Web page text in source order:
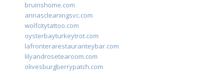
bruinshome.com
annascleaningsvc.com
wolfcitytattoo.com
oysterbayturkeytrot.com
lafronterarestauranteybar.com
lilyandrosetearoom.com
olivesburgberrypatch.com